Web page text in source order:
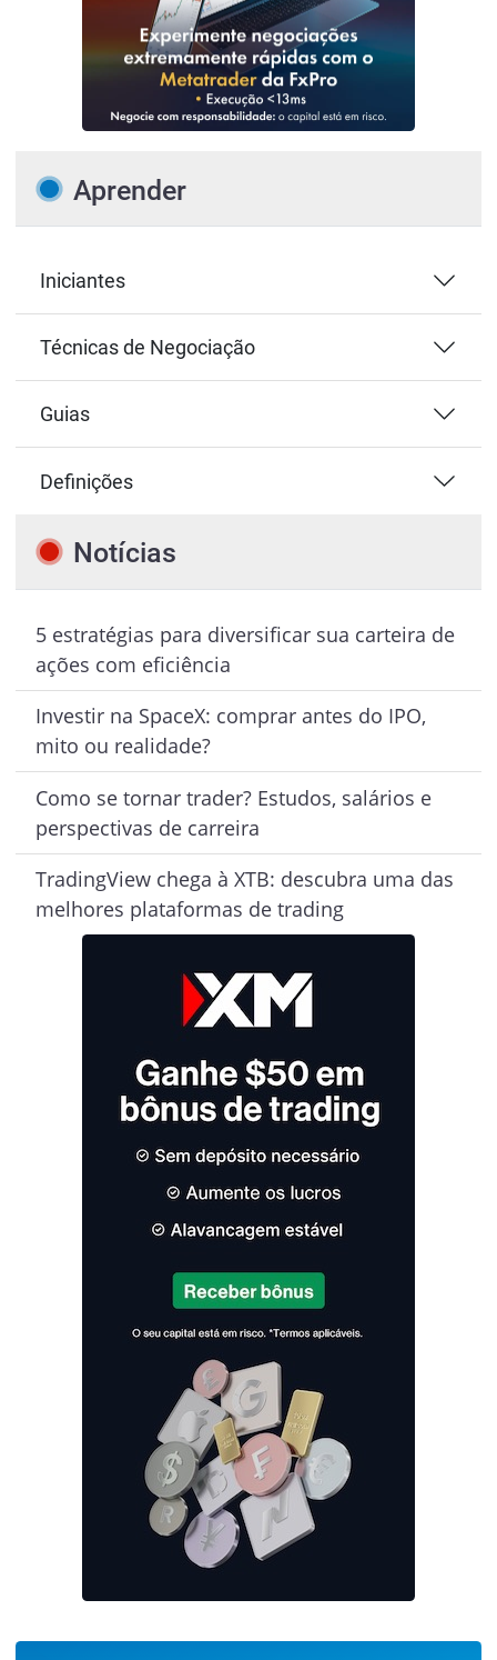
Aprender
Iniciantes
Técnicas de Negociação
Guias
Definições
Notícias
5 estratégias para diversificar sua carteira de
ações com eficiência
Investir na SpaceX: comprar antes do IPO,
mito ou realidade?
Como se tornar trader? Estudos, salários e
perspectivas de carreira
TradingView chega à XTB: descubra uma das
melhores plataformas de trading